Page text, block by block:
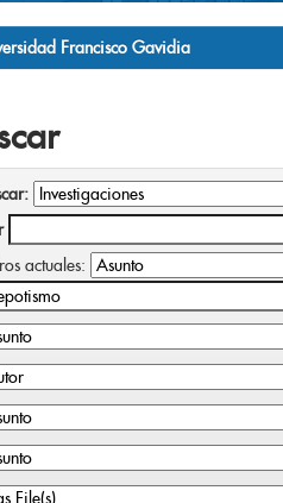
Francisco Gavidia
actuales: